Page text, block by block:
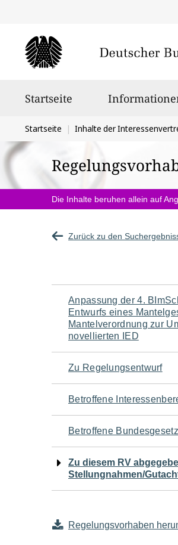
Startseite
Sie
befinden
sich
hier:
Startseite Inhalte der
Die Inhalte beruhen allein auf
Zurück zu den
Navigation
für
den
Seiteninhalt
Anpassung der 4.
Entwurfs eines
Mantelverordnung zur
novellierten IED
Zu Regelungsentwurf
Betroffene
Betroffene
Zu diesem RV
Stellungnahmen/
Regelungsvorhaben